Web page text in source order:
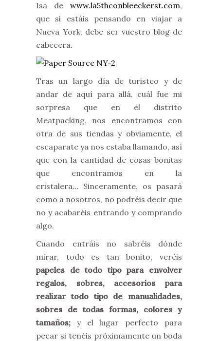
Isa de www.la5thconbleeckerst.com,
que si estáis pensando en viajar a
Nueva York, debe ser vuestro blog de
cabecera.
Tras un largo día de turisteo y de
andar de aquí para allá, cuál fue mi
sorpresa que en el distrito
Meatpacking, nos encontramos con
otra de sus tiendas y obviamente, el
escaparate ya nos estaba llamando, así
que con la cantidad de cosas bonitas
que encontramos en la
cristalera… Sinceramente, os pasará
como a nosotros, no podréis decir que
no y acabaréis entrando y comprando
algo.
Cuando entráis no sabréis dónde
mirar, todo es tan bonito, veréis
papeles de todo tipo para envolver
regalos, sobres, accesorios para
realizar todo tipo de manualidades,
sobres de todas formas, colores y
tamaños; y el lugar perfecto para
pecar si tenéis próximamente un boda